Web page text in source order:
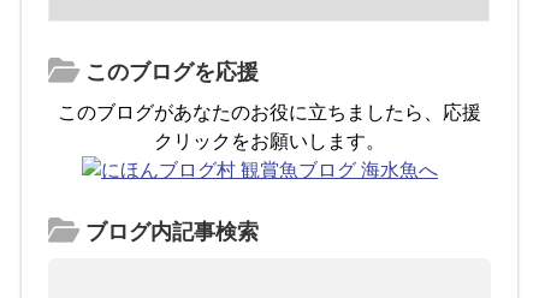
このブログを応援
このブログがあなたのお役に立ちましたら、応援
クリックをお願いします。
ブログ内記事検索